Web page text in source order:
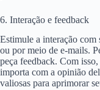
6. Interação e feedback
Estimule a interação com
ou por meio de e-mails.
peça feedback. Com
importa com a opinião
valiosas para aprimorar